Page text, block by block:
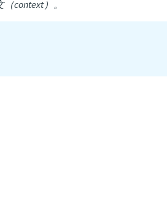
context）。